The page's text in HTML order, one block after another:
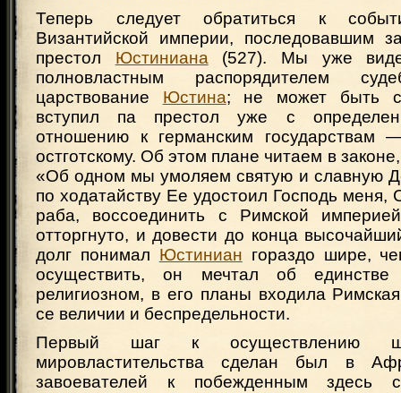
Теперь следует обратиться к
Византийской империи, последовавшим
престол Юстиниана (527). Мы уже
полновластным распорядителем
царствование Юстина; не может быть
вступил па престол уже с
отношению к германским государствам
остготскому. Об этом плане читаем в
«Об одном мы умоляем святую и славную
по ходатайству Ее удостоил Господь меня,
раба, воссоединить с Римской
отторгнуто, и довести до конца
долг понимал Юстиниан гораздо шире,
осуществить, он мечтал об единстве
религиозном, в его планы входила
се величии и беспредельности.
Первый шаг к осуществлению
мировластительства сделан был в
завоевателей к побежденным здесь